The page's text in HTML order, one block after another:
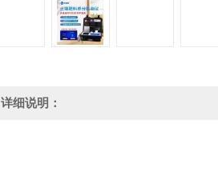
详细说明：